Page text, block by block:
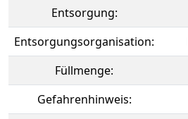
Entsorgung:
Entsorgungsorganisation:
Füllmenge:
Gefahrenhinweis: